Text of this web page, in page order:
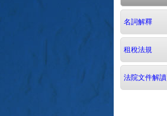
名詞解釋
租稅法規
法院文件解讀